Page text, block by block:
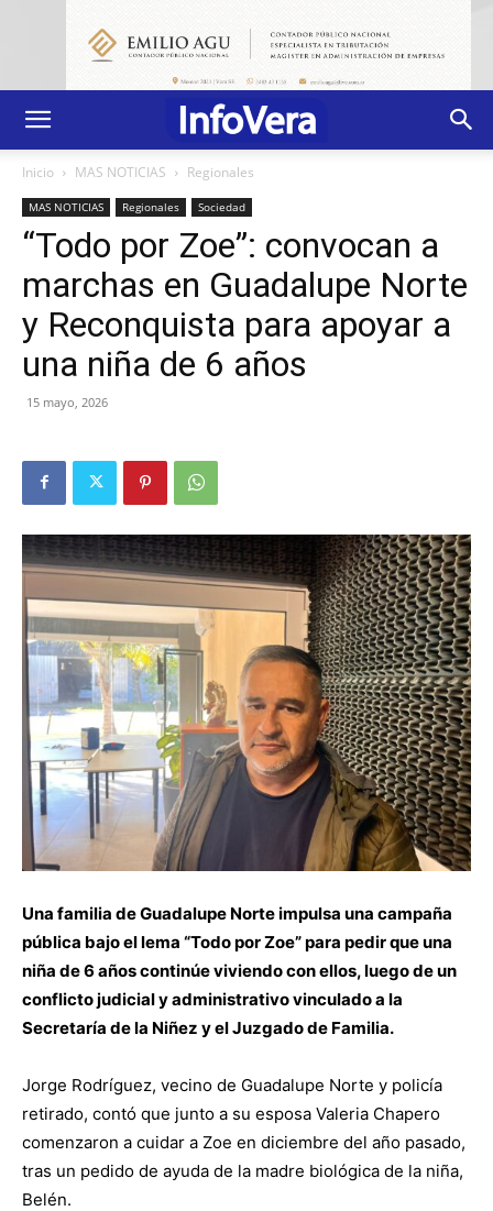
Inicio MAS NOTICIAS Regionales
MAS NOTICIAS Regionales Sociedad
“Todo por Zoe”: convocan a
marchas en Guadalupe Norte
y Reconquista para apoyar a
una niña de 6 años
15 mayo, 2026
Una familia de Guadalupe Norte impulsa una campaña
pública bajo el lema “Todo por Zoe” para pedir que una
niña de 6 años continúe viviendo con ellos, luego de un
conflicto judicial y administrativo vinculado a la
Secretaría de la Niñez y el Juzgado de Familia.
Jorge Rodríguez, vecino de Guadalupe Norte y policía
retirado, contó que junto a su esposa Valeria Chapero
comenzaron a cuidar a Zoe en diciembre del año pasado,
tras un pedido de ayuda de la madre biológica de la niña,
Belén.